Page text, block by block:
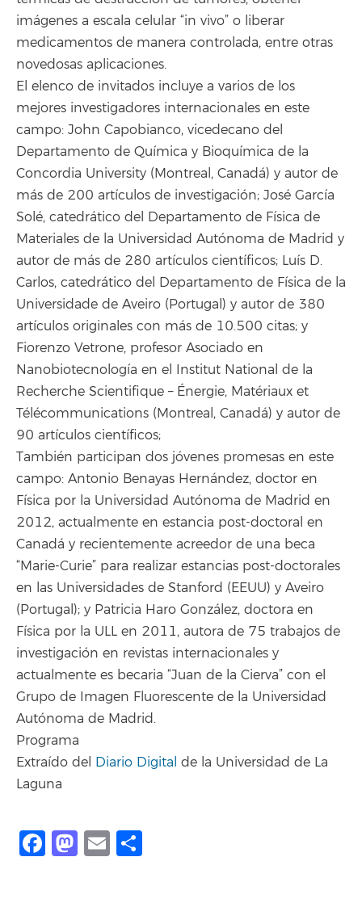
imágenes a escala celular “in vivo” o liberar
medicamentos de manera controlada, entre otras
novedosas aplicaciones.
El elenco de invitados incluye a varios de los
mejores investigadores internacionales en este
campo: John Capobianco, vicedecano del
Departamento de Química y Bioquímica de la
Concordia University (Montreal, Canadá) y autor de
más de 200 artículos de investigación; José García
Solé, catedrático del Departamento de Física de
Materiales de la Universidad Autónoma de Madrid y
autor de más de 280 artículos científicos; Luís D.
Carlos, catedrático del Departamento de Física de la
Universidade de Aveiro (Portugal) y autor de 380
artículos originales con más de 10.500 citas; y
Fiorenzo Vetrone, profesor Asociado en
Nanobiotecnología en el Institut National de la
Recherche Scientifique – Énergie, Matériaux et
Télécommunications (Montreal, Canadá) y autor de
90 artículos científicos;
También participan dos jóvenes promesas en este
campo: Antonio Benayas Hernández, doctor en
Física por la Universidad Autónoma de Madrid en
2012, actualmente en estancia post-doctoral en
Canadá y recientemente acreedor de una beca
“Marie-Curie” para realizar estancias post-doctorales
en las Universidades de Stanford (EEUU) y Aveiro
(Portugal); y Patricia Haro González, doctora en
Física por la ULL en 2011, autora de 75 trabajos de
investigación en revistas internacionales y
actualmente es becaria “Juan de la Cierva” con el
Grupo de Imagen Fluorescente de la Universidad
Autónoma de Madrid.
Programa
Extraído del Diario Digital de la Universidad de La
Laguna
Facebook
Mastodon
Email